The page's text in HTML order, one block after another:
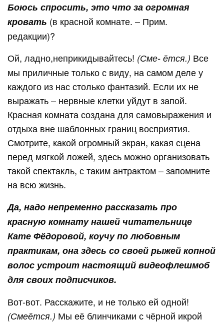
Боюсь спросить, это что за огромная
кровать (в красной комнате. – Прим.
редакции)?
Ой, ладно,неприкидывайтесь! (Сме- ётся.) Все
мы приличные только с виду, на самом деле у
каждого из нас столько фантазий. Если их не
выражать – нервные клетки уйдут в запой.
Красная комната создана для самовыражения и
отдыха вне шаблонных границ восприятия.
Смотрите, какой огромный экран, какая сцена
перед мягкой ложей, здесь можно организовать
такой спектакль, с таким антрактом – запомните
на всю жизнь.
Да, надо непременно рассказать про
красную комнату нашей читательнице
Кате Фёдоровой, коучу по любовным
практикам, она здесь со своей рыжей копной
волос устроит настоящий видеофлешмоб
для своих подписчиков.
Вот-вот. Расскажите, и не только ей одной!
(Смеётся.) Мы её блинчиками с чёрной икрой